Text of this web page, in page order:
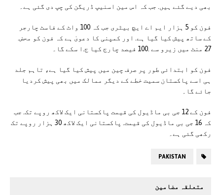
بھی دیے گئے ہیں. جب کہ اس مین اسنیپ ڈریگن کی چپ دی گئی ہے۔
فون کو 5 ہزار ایم اے ایچ بیٹری جب کہ 100 واٹ کے فاسٹ چارجر
کے ساتھ پیش کیا گیا ہے. اور کمپنی کا دعویٰ ہے کہ فون کو محض.
27 منٹ میں زیرو سے .100 فیصد چارج کیا ج.ا سکے گا۔
فون کو ابتدائی طور پر صرف چین میں پیش کیا گیا ہے، تاہم جلد
ہی اسے پاکستان سمیت خطے کے دیگر ممالک میں بھی پیش کردیا
جائے گا۔
فون کے 12 جی بی ماڈیول کی قیمت پاکستانی ایک لاکھ روپے تک. جب
کہ 16 جی بی ماڈیول کی قیمت. پاکستانی ایک لاکھ 30 ہزار روپے تک
رکھی گئی ہے۔
PAKISTAN
متعلقہ مضامین